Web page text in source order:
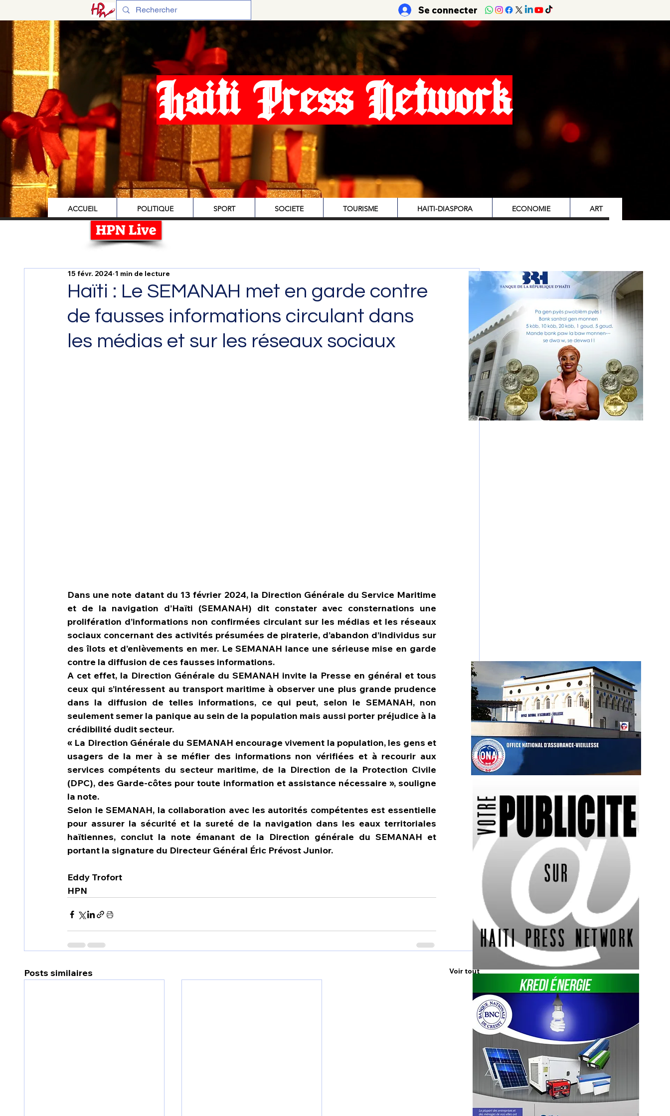
Se connecter
Haiti Press Network
ACCUEIL POLITIQUE SPORT SOCIETE TOURISME HAITI-DIASPORA ECONOMIE ART
HPN Live
Haïti : Le SEMANAH met en garde contre
de fausses informations circulant dans
les médias et sur les réseaux sociaux
15 févr. 2024 1 min de lecture
Dans une note datant du 13 février 2024, la Direction Générale du Service Maritime
et de la navigation d’Haïti (SEMANAH) dit constater avec consternations une
prolifération d’informations non confirmées circulant sur les médias et les réseaux
sociaux concernant des activités présumées de piraterie, d’abandon d’individus sur
des îlots et d’enlèvements en mer. Le SEMANAH lance une sérieuse mise en garde
contre la diffusion de ces fausses informations.
A cet effet, la Direction Générale du SEMANAH invite la Presse en général et tous
ceux qui s’intéressent au transport maritime à observer une plus grande prudence
dans la diffusion de telles informations, ce qui peut, selon le SEMANAH, non
seulement semer la panique au sein de la population mais aussi porter préjudice à la
crédibilité dudit secteur.
« La Direction Générale du SEMANAH encourage vivement la population, les gens et
usagers de la mer à se méfier des informations non vérifiées et à recourir aux
services compétents du secteur maritime, de la Direction de la Protection Civile
(DPC), des Garde-côtes pour toute information et assistance nécessaire », souligne
la note.
Selon le SEMANAH, la collaboration avec les autorités compétentes est essentielle
pour assurer la sécurité et la sureté de la navigation dans les eaux territoriales
haïtiennes, conclut la note émanant de la Direction générale du SEMANAH et
portant la signature du Directeur Général Éric Prévost Junior.
Eddy Trofort
HPN
Posts similaires Voir tout